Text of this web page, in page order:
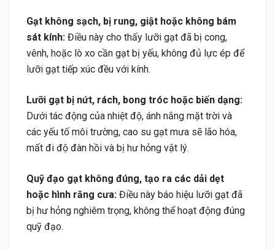
Gạt không sạch, bị rung, giật hoặc không bám
sát kính: Điều này cho thấy lưỡi gạt đã bị cong,
vênh, hoặc lò xo cần gạt bị yếu, không đủ lực ép để
lưỡi gạt tiếp xúc đều với kính.
Lưỡi gạt bị nứt, rách, bong tróc hoặc biến dạng:
Dưới tác động của nhiệt độ, ánh nắng mặt trời và
các yếu tố môi trường, cao su gạt mưa sẽ lão hóa,
mất đi độ đàn hồi và bị hư hỏng vật lý.
Quỹ đạo gạt không đúng, tạo ra các dải dẹt
hoặc hình răng cưa: Điều này báo hiệu lưỡi gạt đã
bị hư hỏng nghiêm trọng, không thể hoạt động đúng
quỹ đạo.